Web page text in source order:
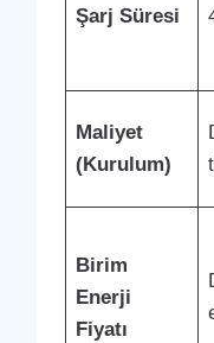
Şarj Süresi
Maliyet
(Kurulum)
Birim
Enerji
Fiyatı